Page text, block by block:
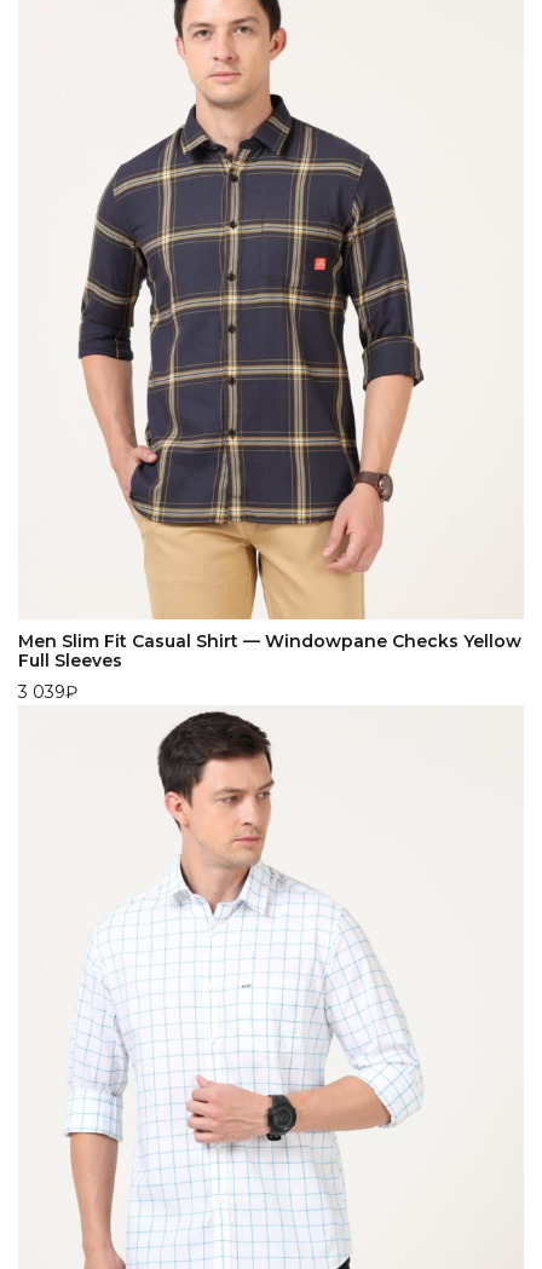
Men Slim Fit Casual Shirt — Windowpane Checks Yellow
Full Sleeves
3 039₽